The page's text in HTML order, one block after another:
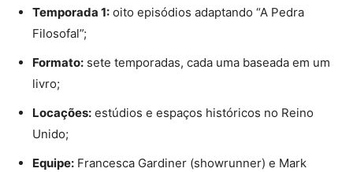
Temporada 1: oito episódios adaptando “A Pedra
Filosofal”;
Formato: sete temporadas, cada uma baseada em um
livro;
Locações: estúdios e espaços históricos no Reino
Unido;
Equipe: Francesca Gardiner (showrunner) e Mark